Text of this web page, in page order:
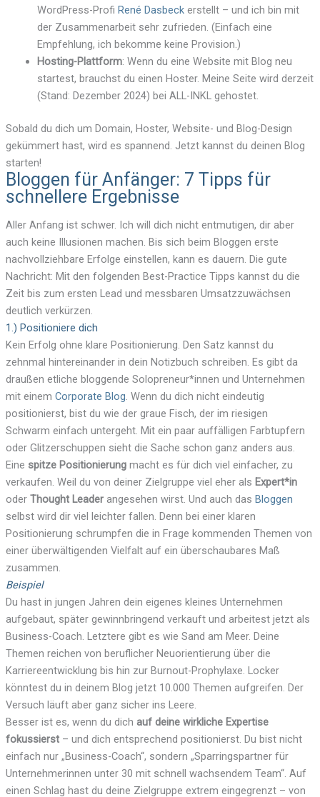
WordPress-Profi René Dasbeckerstellt – und ich bin mit
der Zusammenarbeit sehr zufrieden. (Einfach eine
Empfehlung, ich bekomme keine Provision.)
Hosting-Plattform: Wenn du eine Website mit Blog neu
startest, brauchst du einen Hoster. Meine Seite wird derzeit
(Stand: Dezember 2024) bei ALL-INKL gehostet.
Sobald du dich um Domain, Hoster, Website- und Blog-Design
gekümmert hast, wird es spannend. Jetzt kannst du deinen Blog
starten!
Bloggen für Anfänger: 7 Tipps für
schnellere Ergebnisse
Aller Anfang ist schwer. Ich will dich nicht entmutigen, dir aber
auch keine Illusionen machen. Bis sich beim Bloggen erste
nachvollziehbare Erfolge einstellen, kann es dauern. Die gute
Nachricht: Mit den folgenden Best-Practice Tipps kannst du die
Zeit bis zum ersten Lead und messbaren Umsatzzuwächsen
deutlich verkürzen.
1.) Positioniere dich
Kein Erfolg ohne klare Positionierung. Den Satz kannst du
zehnmal hintereinander in dein Notizbuch schreiben. Es gibt da
draußen etliche bloggende Solopreneur*innen und Unternehmen
mit einem Corporate Blog. Wenn du dich nicht eindeutig
positionierst, bist du wie der graue Fisch, der im riesigen
Schwarm einfach untergeht. Mit ein paar auffälligen Farbtupfern
oder Glitzerschuppen sieht die Sache schon ganz anders aus.
Eine spitze Positionierungmacht es für dich viel einfacher, zu
verkaufen. Weil du von deiner Zielgruppe viel eher als Expert*in
oder Thought Leaderangesehen wirst. Und auch das Bloggen
selbst wird dir viel leichter fallen. Denn bei einer klaren
Positionierung schrumpfen die in Frage kommenden Themen von
einer überwältigenden Vielfalt auf ein überschaubares Maß
zusammen.
Beispiel
Du hast in jungen Jahren dein eigenes kleines Unternehmen
aufgebaut, später gewinnbringend verkauft und arbeitest jetzt als
Business-Coach. Letztere gibt es wie Sand am Meer. Deine
Themen reichen von beruflicher Neuorientierung über die
Karriereentwicklung bis hin zur Burnout-Prophylaxe. Locker
könntest du in deinem Blog jetzt 10.000 Themen aufgreifen. Der
Versuch läuft aber ganz sicher ins Leere.
Besser ist es, wenn du dich auf deine wirkliche Expertise
fokussierst– und dich entsprechend positionierst. Du bist nicht
einfach nur „Business-Coach“, sondern „Sparringspartner für
Unternehmerinnen unter 30 mit schnell wachsendem Team“. Auf
einen Schlag hast du deine Zielgruppe extrem eingegrenzt – von